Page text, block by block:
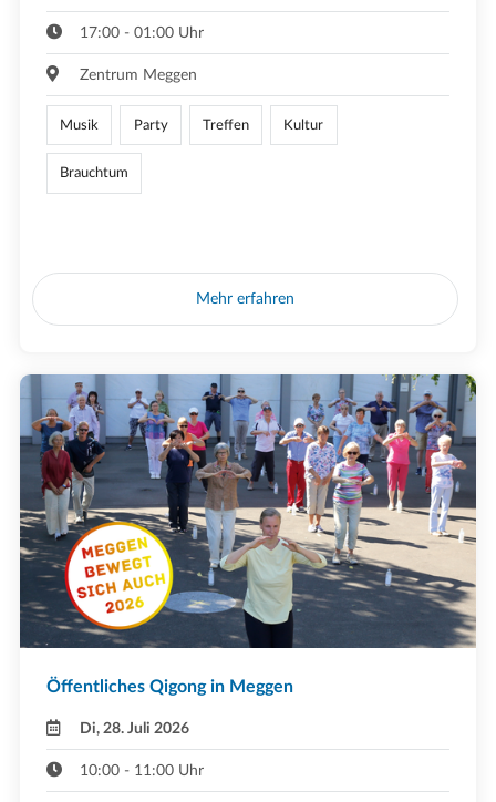
17:00 - 01:00 Uhr
Zentrum Meggen
Musik Party Treffen Kultur
Brauchtum
Mehr erfahren
Öffentliches Qigong in Meggen
Di, 28. Juli 2026
10:00 - 11:00 Uhr